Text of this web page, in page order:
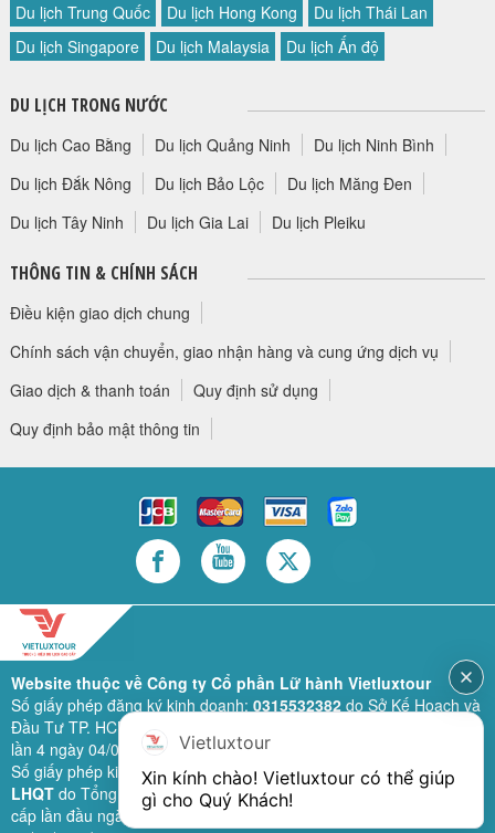
Du lịch Trung Quốc
Du lịch Hong Kong
Du lịch Thái Lan
Du lịch Singapore
Du lịch Malaysia Du lịch Ấn độ
DU LỊCH TRONG NƯỚC
Du lịch Cao Bằng Du lịch Quảng Ninh
Du lịch Ninh Bình
Du lịch Đắk Nông
Du lịch Bảo Lộc
Du lịch Măng Đen
Du lịch Tây Ninh
Du lịch Gia Lai Du lịch Pleiku
THÔNG TIN & CHÍNH SÁCH
Điều kiện giao dịch chung
Chính sách vận chuyển, giao nhận hàng và cung ứng dịch vụ
Giao dịch & thanh toán
Quy định sử dụng
Quy định bảo mật thông tin
Website thuộc về Công ty Cổ phần Lữ hành Vietluxtour
Số giấy phép đăng ký kinh doanh: 0315532382do Sở Kế Hoạch và
Đầu Tư TP. HCM cấp lần đầu ngày 28/02/2019 (sửa đổi bổ sung
lần 4 ngày 04/06/2024).
Số giấy phép kinh doanh lữ hành quốc tế:79-1111/2019/TCDL-GP
LHQTdo Tổng Cục Du Lịch (nay là Cục Du lịch quốc gia Việt Nam)
cấp lần đầu ngày 26/09/2019 (sửa đổi, bổ sung lần 3 ngày
Vietluxtour
Xin kính chào! Vietluxtour có thể giúp
gì cho Quý Khách!